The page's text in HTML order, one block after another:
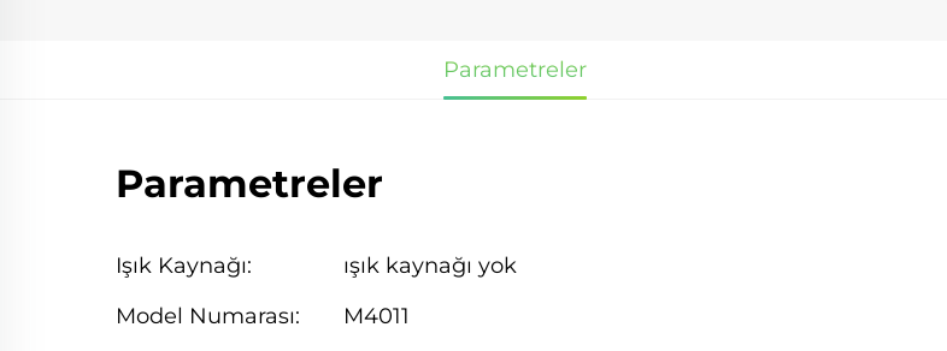
Parametreler
Parametreler
Işık Kaynağı:
ışık kaynağı yok
Model Numarası:
M4011